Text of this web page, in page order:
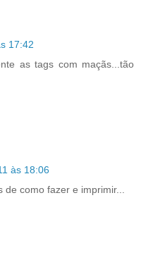
17:42
as tags com maçãs...tão
às 18:06
como fazer e imprimir...